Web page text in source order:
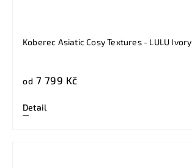
Koberec Asiatic Cosy Textures - LULU Ivory
od 7 799 Kč
Detail